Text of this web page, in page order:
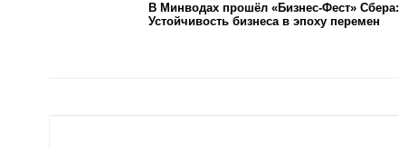
В Минводах прошёл «Бизнес-Фест» Сбера:
Устойчивость бизнеса в эпоху перемен